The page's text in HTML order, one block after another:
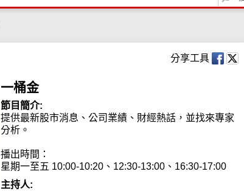
e
c
h
分享工具
一桶金
節目簡介:
提供最新股市消息、公司業績、財經熱話，並找來專家
分析。
播出時間：
星期一至五 10:00-10:20、12:30-13:00、16:30-17:00
主持人: